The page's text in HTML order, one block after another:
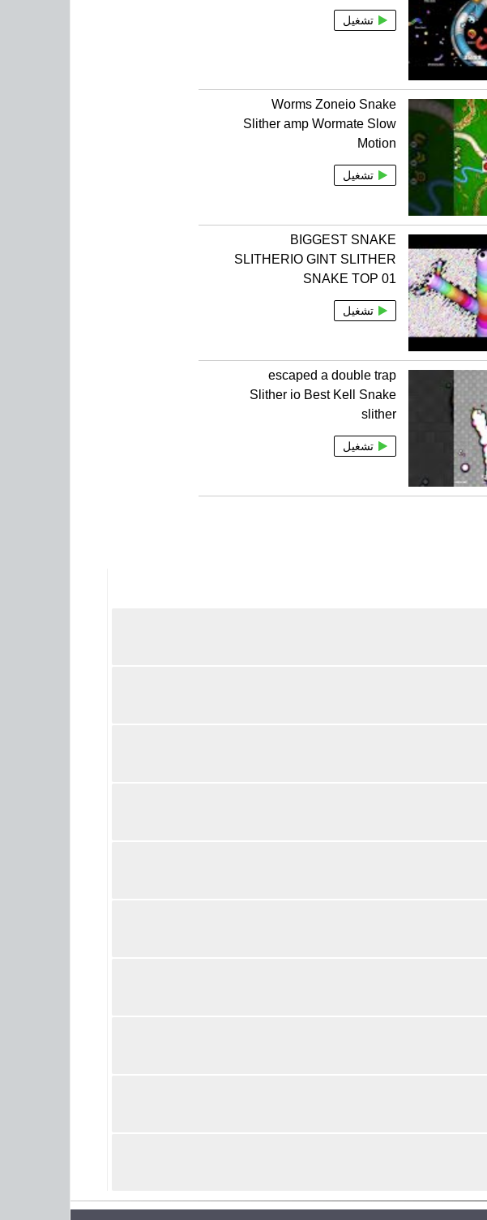
تشغيل
Worms Zoneio Snake
Slither amp Wormate Slow
Motion
تشغيل
BIGGEST SNAKE
SLITHERIO GINT SLITHER
SNAKE TOP 01
تشغيل
escaped a double trap
Slither io Best Kell Snake
slither
تشغيل